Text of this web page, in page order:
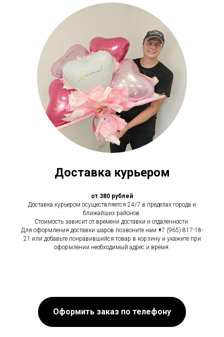
Доставка курьером
от 380 рублей
Доставка курьером осуществляется 24/7 в пределах города и
ближайших районов.
Стоимость зависит от времени доставки и отдаленности.
Для оформления доставки шаров позвоните нам +7 (965) 817-18-
21 или добавьте понравившийся товар в корзину и укажите при
оформлении необходимый адрес и время.
Оформить заказ по телефону